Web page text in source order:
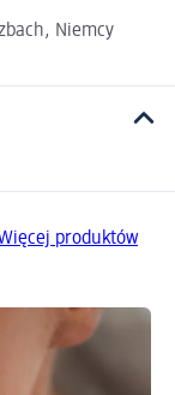
Niemcy
produktów